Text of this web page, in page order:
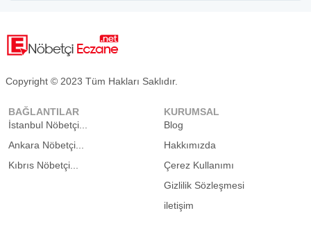
Copyright © 2023 Tüm Hakları Saklıdır.
BAĞLANTILAR
İstanbul Nöbetçi...
Ankara Nöbetçi...
Kıbrıs Nöbetçi...
KURUMSAL
Blog
Hakkımızda
Çerez Kullanımı
Gizlilik Sözleşmesi
iletişim